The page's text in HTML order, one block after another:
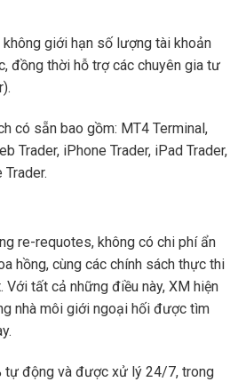
giới hạn số lượng tài khoản
đồng thời hỗ trợ các chuyên gia tư
có sẵn bao gồm: MT4 Terminal,
Trader, iPhone Trader, iPad Trader,
re-requotes, không có chi phí ẩn
hồng, cùng các chính sách thực thi
tất cả những điều này, XM hiện
nhà môi giới ngoại hối được tìm
tự động và được xử lý 24/7, trong